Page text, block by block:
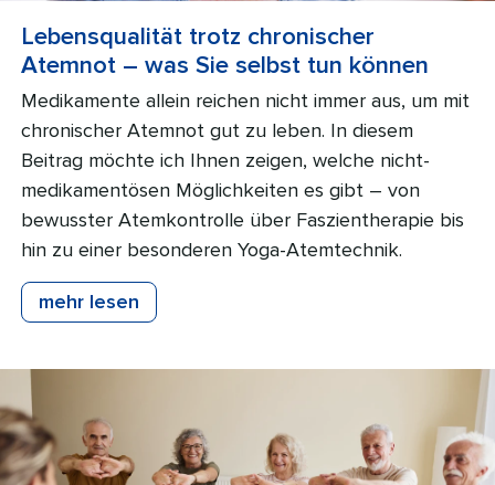
Lebensqualität trotz chronischer
Atemnot – was Sie selbst tun können
Medikamente allein reichen nicht immer aus, um mit
chronischer Atemnot gut zu leben. In diesem
Beitrag möchte ich Ihnen zeigen, welche nicht-
medikamentösen Möglichkeiten es gibt – von
bewusster Atemkontrolle über Faszientherapie bis
hin zu einer besonderen Yoga-Atemtechnik.
mehr lesen